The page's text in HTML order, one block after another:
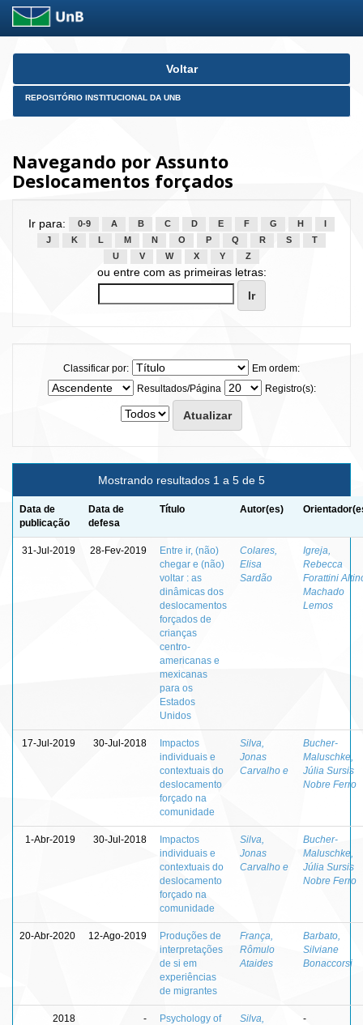
Skip
Voltar
REPOSITÓRIO INSTITUCIONAL DA UNB
Navegando por Assunto
Deslocamentos forçados
Ir para: 0-9 A B C D E F G H
J
K L M N O P Q R S
T
U
V W X Y Z
ou entre com as primeiras letras:
Classificar por:
Em ordem:
Resultados/Página
Registro(s):
Mostrando resultados 1 a 5 de 5
Data de
publicação
Data de
defesa
Título Autor(es)
31-Jul-2019 28-Fev-2019
Entre ir, (não)
chegar e (não)
voltar : as
dinâmicas dos
deslocamentos
forçados de
crianças
centro-
americanas e
mexicanas
para os
Estados
Unidos
Colares,
Elisa
Sardão
Igreja,
Rebecca
Forattini
Machado
Lemos
17-Jul-2019 30-Jul-2018
Impactos
individuais e
contextuais do
deslocamento
forçado na
comunidade
Silva,
Jonas
Carvalho e
Bucher-
Maluschke,
Júlia Sursis
Nobre Ferro
1-Abr-2019 30-Jul-2018
Impactos
individuais e
contextuais do
deslocamento
forçado na
comunidade
Silva,
Jonas
Carvalho e
Bucher-
Maluschke,
Júlia Sursis
Nobre Ferro
20-Abr-2020 12-Ago-2019
Produções de
interpretações
de si em
experiências
de migrantes
França,
Rômulo
Ataides
Barbato,
Silviane
Bonaccorsi
2018 -
Psychology of
Silva,
-